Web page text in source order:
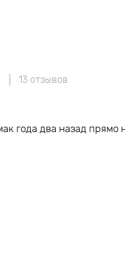
13 отзывов
года два назад прямо